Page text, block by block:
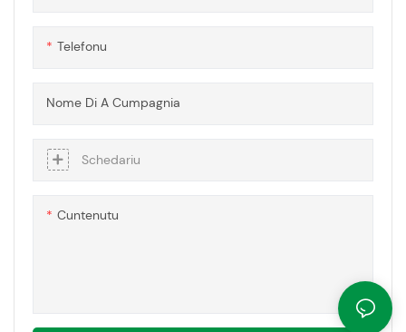
Telefonu
Nome Di A Cumpagnia
Schedariu
Cuntenutu